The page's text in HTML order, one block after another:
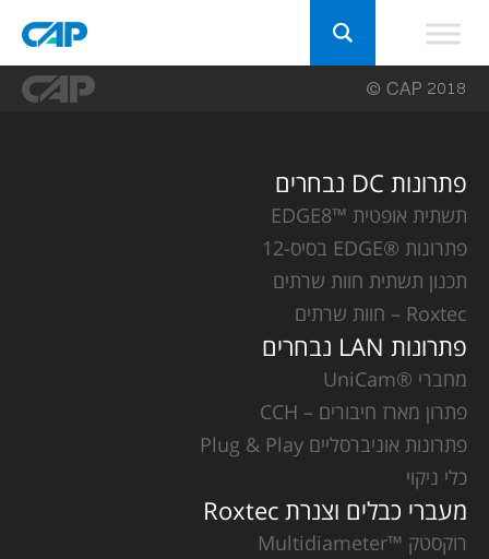
פתרונות DC נבחרים
תשתית אופטית ™EDGE8
פתרונות ®EDGE בסיס-12
תכנון תשתית חוות שרתים
Roxtec – חוות שרתים
פתרונות LAN נבחרים
מחברי ®UniCam
פתרון מארז חיבורים – CCH
פתרונות אוניברסליים Plug & Play
כלי ניקוי
מעברי כבלים וצנרת Roxtec
רוקסטק ™Multidiameter